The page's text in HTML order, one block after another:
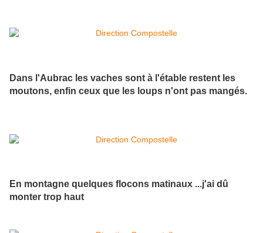
Dans l'Aubrac les vaches sont à l'étable restent les
moutons, enfin ceux que les loups n'ont pas mangés.
En montagne quelques flocons matinaux ...j'ai dû
monter trop haut